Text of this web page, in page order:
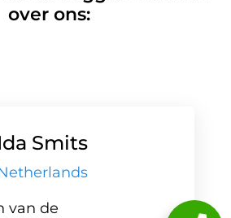
over ons:
Smits
van de